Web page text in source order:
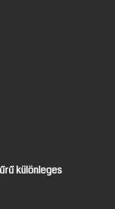
különleges